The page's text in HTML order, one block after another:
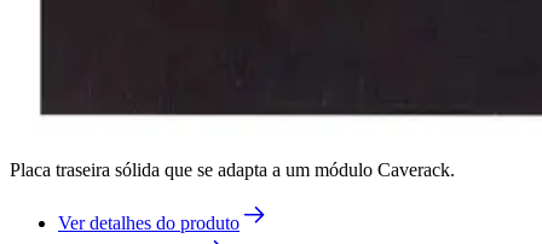
Placa traseira sólida que se adapta a um módulo Caverack.
Ver detalhes do produto